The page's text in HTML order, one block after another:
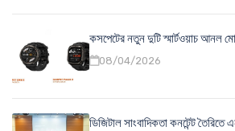
কসপেটের নতুন দুটি স্মার্টওয়াচ আনল
08/04/2026
ডিজিটাল সাংবাদিকতা কনটেন্ট